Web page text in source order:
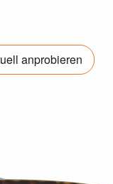
anprobieren